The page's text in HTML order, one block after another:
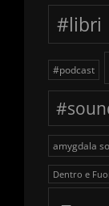
#libri
#podcast
amygdala
Dentro e